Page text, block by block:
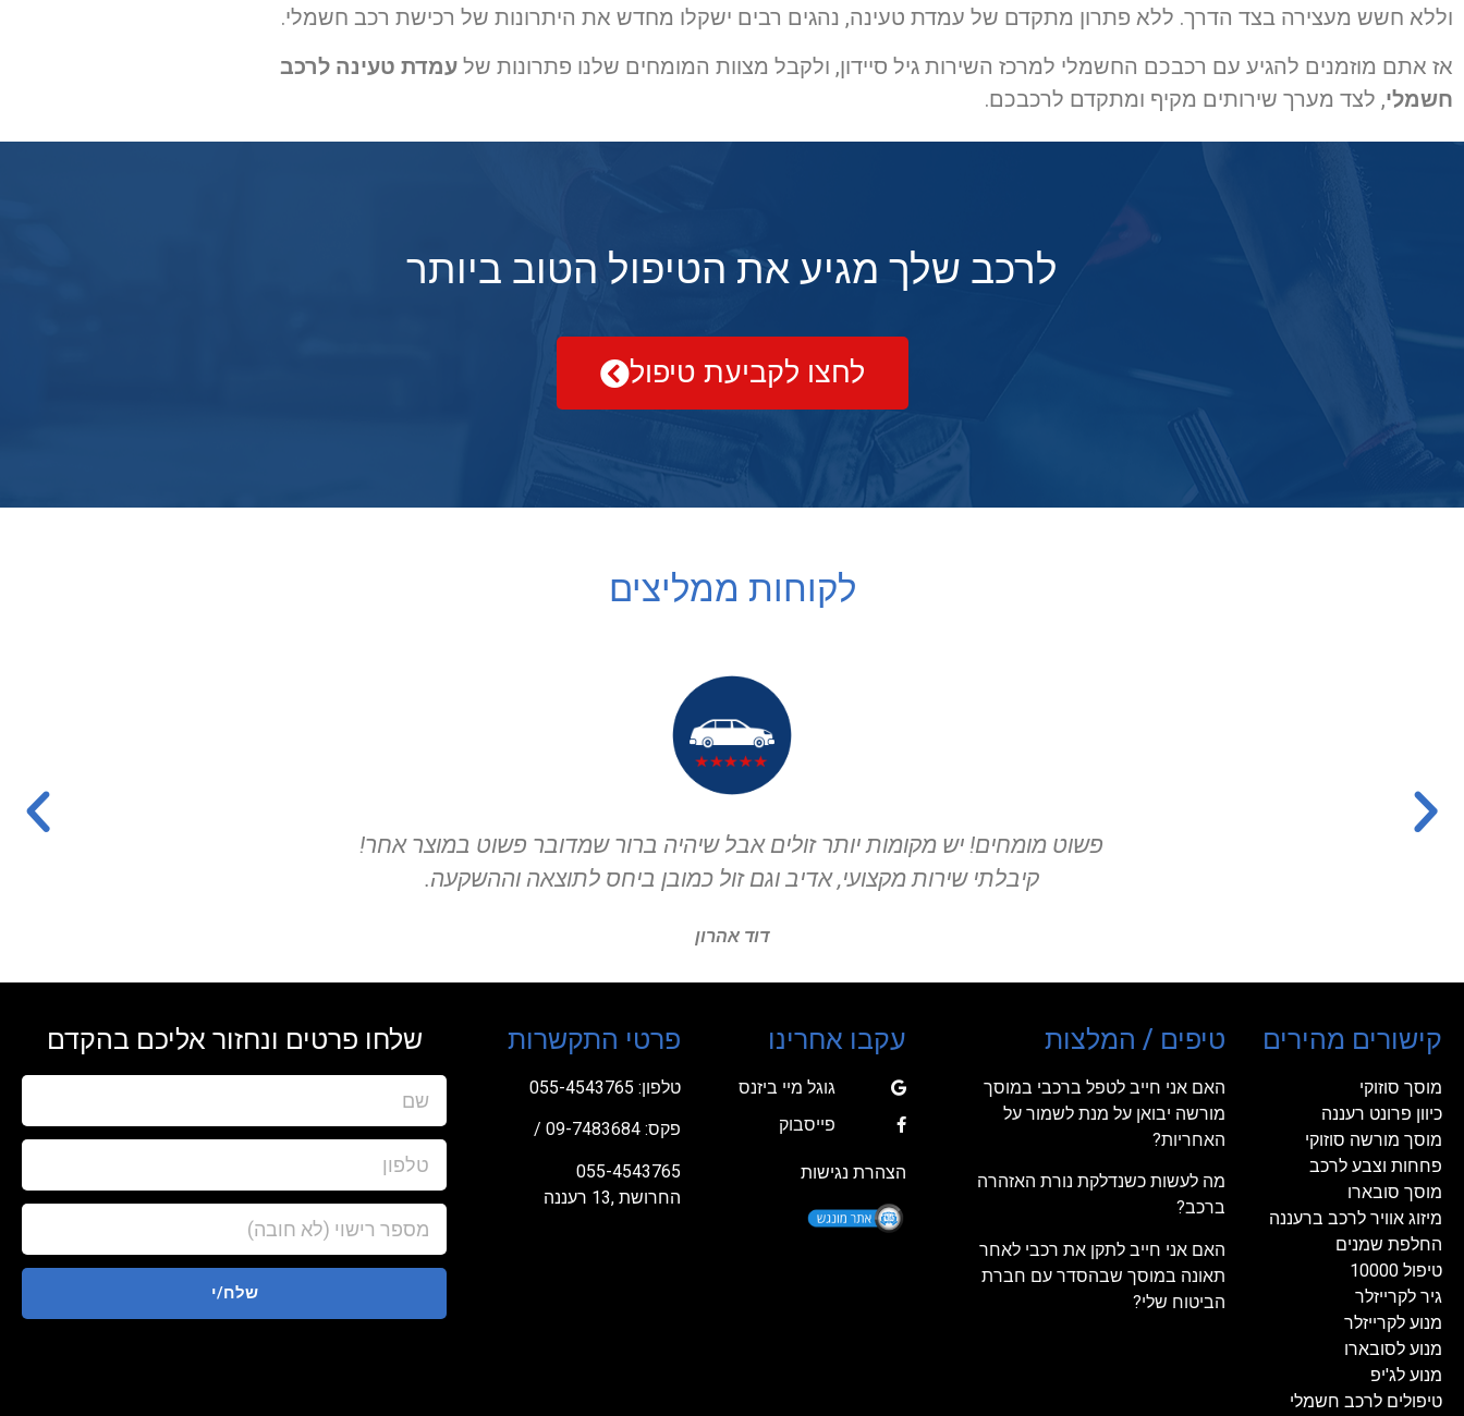
וללא חשש מעצירה בצד הדרך. ללא פתרון מתקדם של עמדת טעינה, נהגים רבים ישקלו מחדש את היתרונות של רכישת רכב חשמלי.
אז אתם מוזמנים להגיע עם רכבכם החשמלי למרכז השירות גיל סיידון, ולקבל מצוות המומחים שלנו פתרונות של עמדת טעינה לרכב
חשמלי, לצד מערך שירותים מקיף ומתקדם לרכבכם.
לרכב שלך מגיע את הטיפול הטוב ביותר
לחצו לקביעת טיפול
לקוחות ממליצים
המוסך הכי מקצועי שיצא לי להיות בו וגם שירות לקוחות מדהים.
קישורים מהירים
מוסך סוזוקי
כיוון פרונט רעננה
מוסך מורשה סוזוקי
פחחות וצבע לרכב
מוסך סובארו
מיזוג אוויר לרכב ברעננה
החלפת שמנים
טיפול 10000
גיר לקרייזלר
מנוע לקרייזלר
מנוע לסובארו
מנוע לג'יפ
טיפולים לרכב חשמלי
טיפים / המלצות
האם אני חייב לטפל ברכבי במוסך
מורשה יבואן על מנת לשמור על
האחריות?
מה לעשות כשנדלקת נורת האזהרה
ברכב?
האם אני חייב לתקן את רכבי לאחר
תאונה במוסך שבהסדר עם חברת
הביטוח שלי?
עקבו אחרינו
גוגל מיי ביזנס
פייסבוק
הצהרת נגישות
פרטי התקשרות
טלפון: 055-4543765
פקס: 09-7483684 /
055-4543765
החרושת ,13 רעננה
שלחו פרטים ונחזור אליכם בהקדם
שלח/י